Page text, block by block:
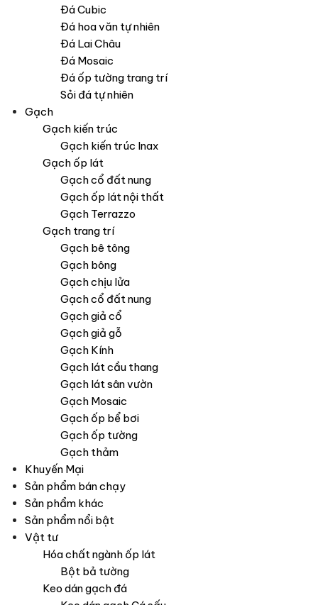
Đá Cubic
Đá hoa văn tự nhiên
Đá Lai Châu
Đá Mosaic
Đá ốp tường trang trí
Sỏi đá tự nhiên
Gạch
Gạch kiến trúc
Gạch kiến trúc Inax
Gạch ốp lát
Gạch cổ đất nung
Gạch ốp lát nội thất
Gạch Terrazzo
Gạch trang trí
Gạch bê tông
Gạch bông
Gạch chịu lửa
Gạch cổ đất nung
Gạch giả cổ
Gạch giả gỗ
Gạch Kính
Gạch lát cầu thang
Gạch lát sân vườn
Gạch Mosaic
Gạch ốp bể bơi
Gạch ốp tường
Gạch thảm
Khuyến Mại
Sản phẩm bán chạy
Sản phẩm khác
Sản phẩm nổi bật
Vật tư
Hóa chất ngành ốp lát
Bột bả tường
Keo dán gạch đá